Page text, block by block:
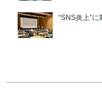
“SNS炎上”